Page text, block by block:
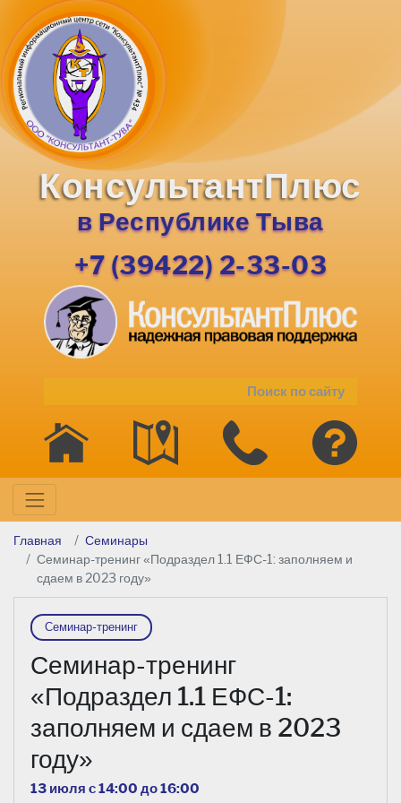
КонсультантПлюс
в Республике Тыва
+7 (39422) 2-33-03
Главная
Семинары
Семинар-тренинг «Подраздел 1.1 ЕФС-1: заполняем и
сдаем в 2023 году»
Семинар-тренинг
Семинар-тренинг
«Подраздел 1.1 ЕФС-1:
заполняем и сдаем в 2023
году»
13 июля c 14:00 до 16:00